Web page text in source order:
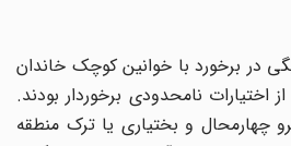
در برخورد با خوانین کوچک خاندان
اختیارات نامحدودی برخوردار بودند.
چهارمحال و بختیاری یا ترک منطقه